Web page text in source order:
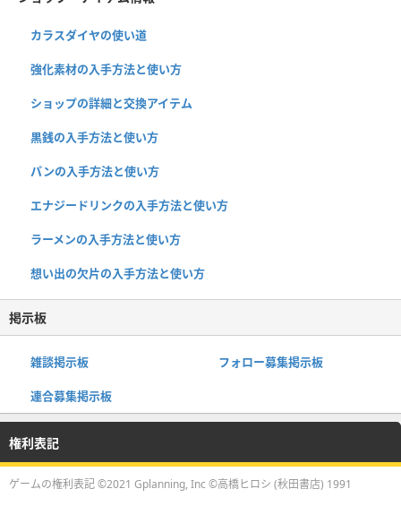
カラスダイヤの使い道
強化素材の入手方法と使い方
ショップの詳細と交換アイテム
黒銭の入手方法と使い方
パンの入手方法と使い方
エナジードリンクの入手方法と使い方
ラーメンの入手方法と使い方
想い出の欠片の入手方法と使い方
掲示板
雑談掲示板 フォロー募集掲示板
連合募集掲示板
権利表記
ゲームの権利表記 ©2021 Gplanning, Inc ©高橋ヒロシ (秋田書店) 1991